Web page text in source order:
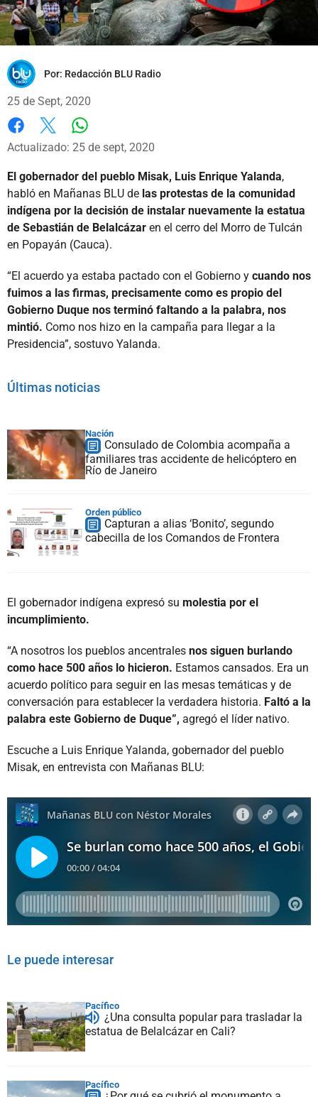
Por: Redacción BLU Radio
25 de Sept, 2020
Facebook
X
Actualizado: 25 de sept, 2020
El gobernador del pueblo Misak, Luis Enrique Yalanda,
habló en Mañanas BLU de las protestas de la comunidad
indígena por la decisión de instalar nuevamente la estatua
de Sebastián de Belalcázar en el cerro del Morro de Tulcán
en Popayán (Cauca).
“El acuerdo ya estaba pactado con el Gobierno y cuando nos
fuimos a las firmas, precisamente como es propio del
Gobierno Duque nos terminó faltando a la palabra, nos
mintió. Como nos hizo en la campaña para llegar a la
Presidencia”, sostuvo Yalanda.
Últimas noticias
Nación
Consulado de Colombia acompaña a
familiares tras accidente de helicóptero en
Río de Janeiro
Orden público
Capturan a alias ‘Bonito’, segundo
cabecilla de los Comandos de Frontera
El gobernador indígena expresó su molestia por el
incumplimiento.
“A nosotros los pueblos ancentrales nos siguen burlando
como hace 500 años lo hicieron. Estamos cansados. Era un
acuerdo político para seguir en las mesas temáticas y de
conversación para establecer la verdadera historia. Faltó a la
palabra este Gobierno de Duque”, agregó el líder nativo.
Escuche a Luis Enrique Yalanda, gobernador del pueblo
Misak, en entrevista con Mañanas BLU:
Le puede interesar
Pacífico
¿Una consulta popular para trasladar la
estatua de Belalcázar en Cali?
Pacífico